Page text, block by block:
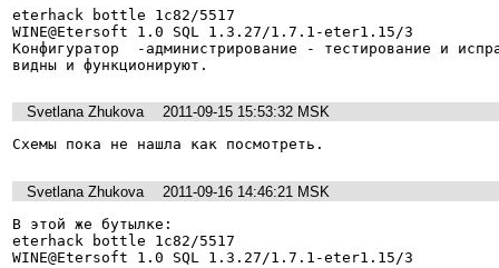
eterhack bottle 1c82/5517
WINE@Etersoft 1.0 SQL 1.3.27/1.7.1-eter1.15/3
Конфигуратор  -администрирование - тестирование и
видны и функционируют.
Svetlana Zhukova
2011-09-15 15:53:32 MSK
Схемы пока не нашла как посмотреть.
Svetlana Zhukova
2011-09-16 14:46:21 MSK
В этой же бутылке:
eterhack bottle 1c82/5517
WINE@Etersoft 1.0 SQL 1.3.27/1.7.1-eter1.15/3